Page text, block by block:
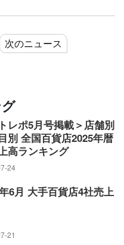
取締役常務執行役員
行役員
次のニュース
レポ5月号掲載＞店舗別
別 全国百貨店2025年暦
高ランキング
24
6月 大手百貨店4社売上
21